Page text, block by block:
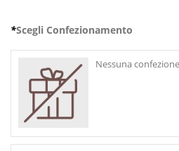
*Scegli Confezionamento
Nessuna confezione